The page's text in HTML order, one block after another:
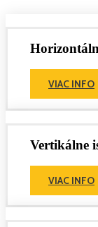
VIAC INFO
Vertikálne
VIAC INFO